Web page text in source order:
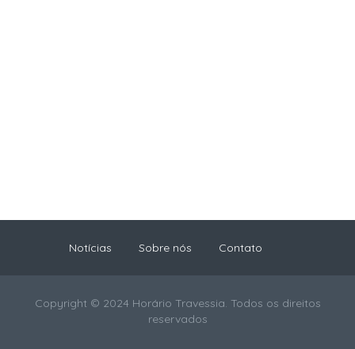
Notícias Sobre nós Contato
Copyright © 2024 Horário Travessia. Todos os direitos
reservados